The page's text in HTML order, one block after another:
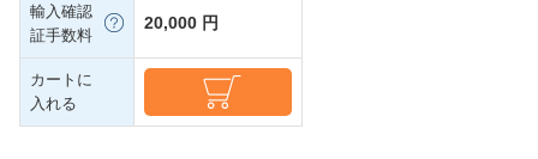
輸入確認
証手数料
20,000 円
カートに
入れる